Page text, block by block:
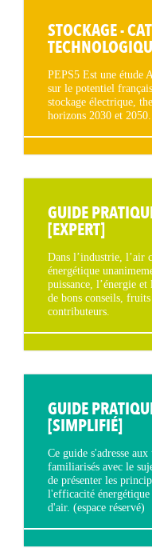
STOCKAGE -
PEPS5 Est une étude
sur le potentiel
stockage électrique,
horizons 2030 et 2050.
GUIDE
[EXPERT]
Dans l’industrie, l’air
énergétique
puissance, l’énergie
de bons conseils, fruits
contributeurs.
GUIDE
[SIMPLIFIÉ]
Ce guide s'adresse
familiarisés avec le
de présenter les
l'efficacité
d'air. (espace réservé)